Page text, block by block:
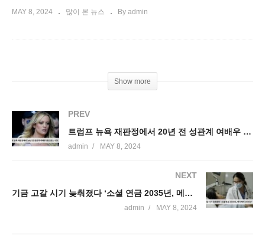
MAY 8, 2024 많이 본 뉴스 By admin
Show more
PREV
트럼프 뉴욕 재판정에서 20년 전 성관계 여배우 증언 듣는 수모
admin MAY 8, 2024
NEXT
기금 고갈 시기 늦춰졌다 ‘소셜 연금 2035년, 메디케어 2036년’
admin MAY 8, 2024